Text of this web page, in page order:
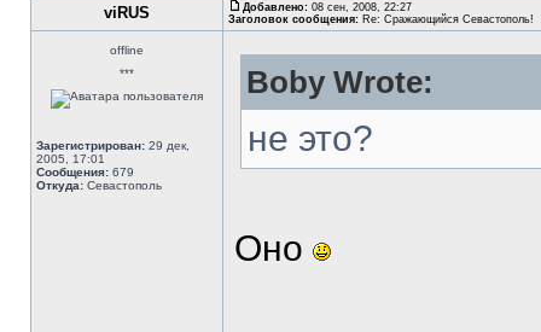
viRUS Добавлено: 08 сен, 2008, 22:27
Заголовок сообщения: Re: Сражающийся Севастополь!
offline
***
Зарегистрирован: 29 дек,
2005, 17:01
Сообщения: 679
Откуда: Севастополь
Boby Wrote:
не это?
Оно